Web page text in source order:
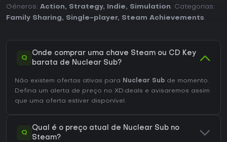
Géneros: Action, Strategy, Indie, Simulation. Categorias:
Family Sharing, Single-player, Steam Achievements.
Q
Onde comprar uma chave Steam ou CD Key
barata de Nuclear Sub?
Não existem ofertas ativas para Nuclear Sub de momento.
Defina um alerta de preço no XD.deals e avisaremos assim
que uma oferta estiver disponível.
Q
Qual é o preço atual de Nuclear Sub no
Steam?